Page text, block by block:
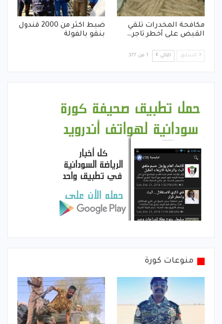
مكافحة المخدرات تلقي
القبض على أخطر تاجر…
ضبط اكثر من 2000 قندول
بنقو بالفولة
السابق التالي 1 من 377
منوعات كورة